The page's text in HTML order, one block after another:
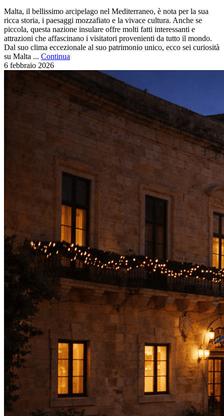
Malta, il bellissimo arcipelago nel Mediterraneo, è nota per la sua
ricca storia, i paesaggi mozzafiato e la vivace cultura. Anche se
piccola, questa nazione insulare offre molti fatti interessanti e
attrazioni che affascinano i visitatori provenienti da tutto il mondo.
Dal suo clima eccezionale al suo patrimonio unico, ecco sei curiosità
su Malta ... Continua
6 febbraio 2026